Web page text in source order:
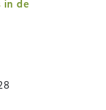
in de